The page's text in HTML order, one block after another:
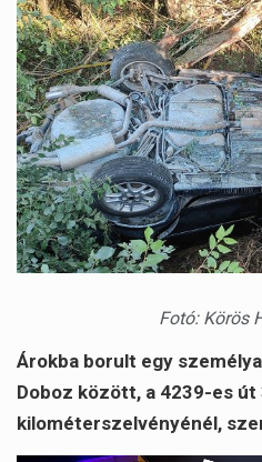
Fotó: Körös
Árokba borult egy
Doboz között, a 4239-es út
kilométerszelvényénél,